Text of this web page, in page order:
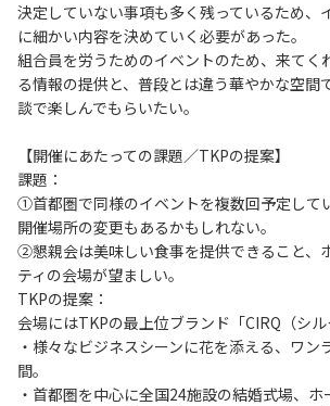
決定していない事項も多く残っているため、
に細かい内容を決めていく必要があった。
組合員を労うためのイベントのため、来てく
る情報の提供と、普段とは違う華やかな空間
談で楽しんでもらいたい。
【開催にあたっての課題／TKPの提案】
課題：
①首都圏で同様のイベントを複数回予定して
開催場所の変更もあるかもしれない。
②懇親会は美味しい食事を提供できること、
ティの会場が望ましい。
TKPの提案：
会場にはTKPの最上位ブランド「CIRQ（シル
・様々なビジネスシーンに花を添える、ワン
間。
・首都圏を中心に全国24施設の結婚式場、ホ